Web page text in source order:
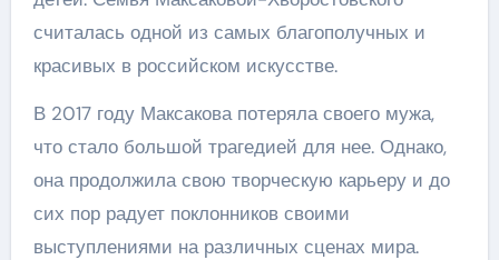
считалась одной из самых благополучных и
красивых в российском искусстве.
В 2017 году Максакова потеряла своего мужа,
что стало большой трагедией для нее. Однако,
она продолжила свою творческую карьеру и до
сих пор радует поклонников своими
выступлениями на различных сценах мира.